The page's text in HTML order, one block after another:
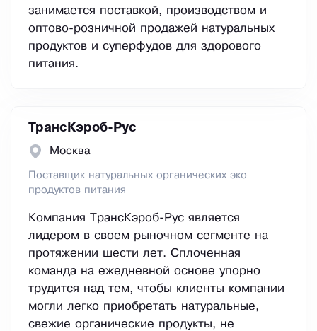
занимается поставкой, производством и
оптово-розничной продажей натуральных
продуктов и суперфудов для здорового
питания.
ТрансКэроб-Рус
Москва
Поставщик натуральных органических эко
продуктов питания
Компания ТрансКэроб-Рус является
лидером в своем рыночном сегменте на
протяжении шести лет. Сплоченная
команда на ежедневной основе упорно
трудится над тем, чтобы клиенты компании
могли легко приобретать натуральные,
свежие органические продукты, не